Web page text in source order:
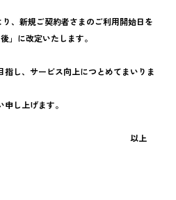
、新規ご契約者さまのご利用開始日を
」に改定いたします。
し、サービス向上につとめてまいりま
し上げます。
以上